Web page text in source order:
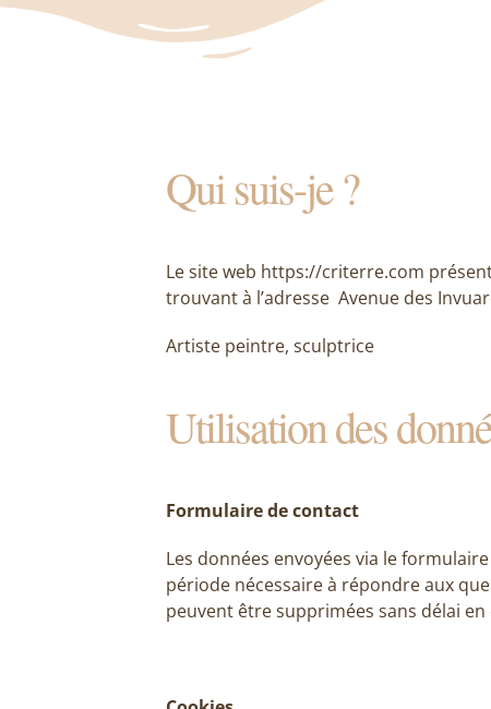
Qui suis-je ?
Le site web https://criterre.com
trouvant à l’adresse Avenue des
Artiste peintre, sculptrice
Utilisation des
Formulaire de contact
Les données envoyées via le
période nécessaire à répondre aux
peuvent être supprimées sans délai en